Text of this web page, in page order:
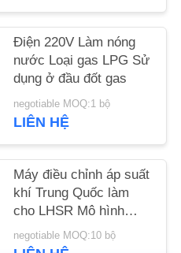
Điện 220V Làm nóng
nước Loại gas LPG Sử
dụng ở đầu đốt gas
negotiable MOQ:1 bộ
LIÊN HỆ
Máy điều chỉnh áp suất
khí Trung Quốc làm
cho LHSR Mô hình
điều chỉnh giảm áp
suất
negotiable MOQ:10 bộ